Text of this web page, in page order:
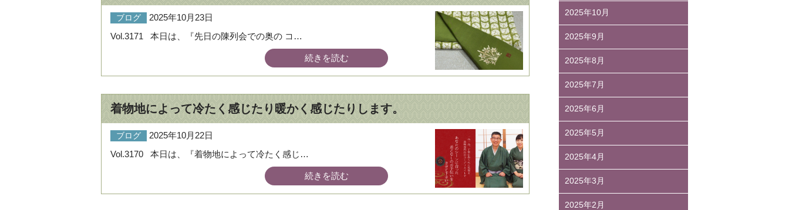
ブログ
2025年10月23日
Vol.3171 本日は、『先日の陳列会での奥の コ…
続きを読む
着物地によって冷たく感じたり暖かく感じたりします。
ブログ
2025年10月22日
Vol.3170 本日は、『着物地によって冷たく感じ…
続きを読む
2025年10月
2025年9月
2025年8月
2025年7月
2025年6月
2025年5月
2025年4月
2025年3月
2025年2月